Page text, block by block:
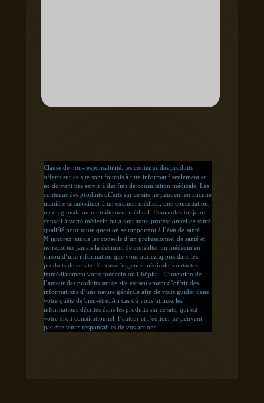
Clause de non-responsabilité: les contenus des produits
offerts sur ce site sont fournis à titre informatif seulement et
ne doivent pas servir à des fins de consultation médicale. Les
contenus des produits offerts sur ce site ne peuvent en aucune
manière se substituer à un examen médical, une consultation,
un diagnostic ou un traitement médical. Demandez toujours
conseil à votre médecin ou à tout autre professionnel de santé
qualifié pour toute question se rapportant à l’état de santé.
N’ignorez jamais les conseils d’un professionnel de santé et
ne reportez jamais la décision de consulter un médecin en
raison d’une information que vous auriez appris dans les
produits de ce site. En cas d’urgence médicale, contactez
immédiatement votre médecin ou l’hôpital. L’intention de
l’auteur des produits sur ce site est seulement d’offrir des
informations d’une nature générale afin de vous guider dans
votre quête de bien-être. Au cas où vous utilisez les
informations décrites dans les produits sur ce site, qui est
votre droit constitutionnel, l’auteur et l’éditeur ne peuvent
pas être tenus responsables de vos actions.